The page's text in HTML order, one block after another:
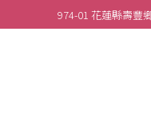
974-01 花蓮縣壽豐